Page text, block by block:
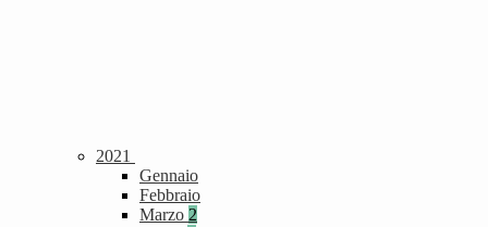
2021
Gennaio
Febbraio
Marzo 2